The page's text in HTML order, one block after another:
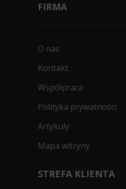
FIRMA
O nas
Kontakt
Współpraca
Polityka prywatności
Artykuły
Mapa witryny
STREFA KLIENTA